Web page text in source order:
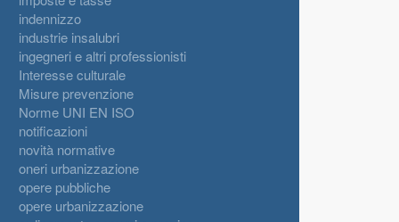
indennizzo
industrie insalubri
ingegneri e altri professionisti
Interesse culturale
Misure prevenzione
Norme UNI EN ISO
notificazioni
novità normative
oneri urbanizzazione
opere pubbliche
opere urbanizzazione